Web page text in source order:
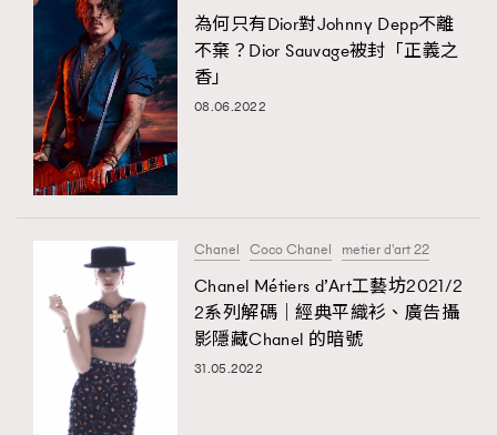
為何只有Dior對Johnny Depp不離
不棄？Dior Sauvage被封「正義之
香」
08.06.2022
Chanel Coco Chanel metier d'art 22
Chanel Métiers d’Art工藝坊2021/2
2系列解碼｜經典平織衫、廣告攝
影隱藏Chanel 的暗號
31.05.2022